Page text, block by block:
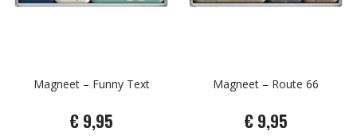
Magneet – Funny Text
€ 9,95
Magneet – Route 66
€ 9,95